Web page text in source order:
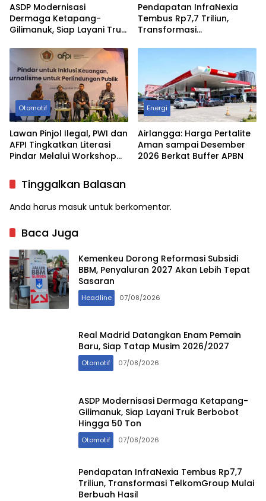
ASDP Modernisasi
Dermaga Ketapang-
Gilimanuk, Siap Layani Truk
Pendapatan InfraNexia
Tembus Rp7,7 Triliun,
Transformasi
Berbuah Hasil
Otomotif
Lawan Pinjol Ilegal, PWI dan
AFPI Tingkatkan Literasi
Pindar Melalui Workshop
Energi
Airlangga: Harga Pertalite
Aman sampai Desember
2026 Berkat Buffer APBN
Tinggalkan Balasan
Anda harus masuk untuk berkomentar.
Baca Juga
Kemenkeu Dorong Reformasi Subsidi
BBM, Penyaluran 2027 Akan Lebih Tepat
Sasaran
Headline 07/08/2026
Real Madrid Datangkan Enam Pemain
Baru, Siap Tatap Musim 2026/2027
Otomotif 07/08/2026
ASDP Modernisasi Dermaga Ketapang-
Gilimanuk, Siap Layani Truk Berbobot
Hingga 50 Ton
Otomotif 07/08/2026
Pendapatan InfraNexia Tembus Rp7,7
Triliun, Transformasi TelkomGroup Mulai
Berbuah Hasil